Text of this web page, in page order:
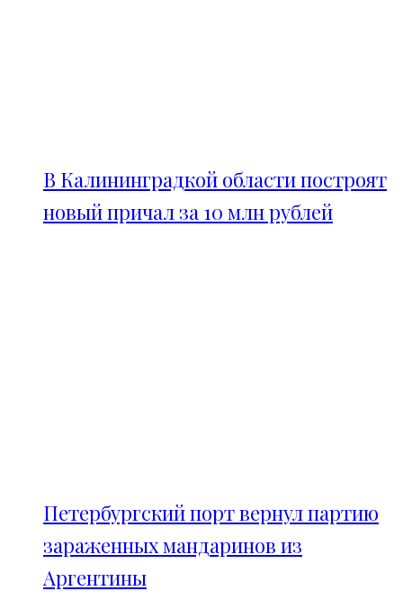
В Калининградкой области построят
новый причал за 10 млн рублей
Петербургский порт вернул партию
зараженных мандаринов из
Аргентины